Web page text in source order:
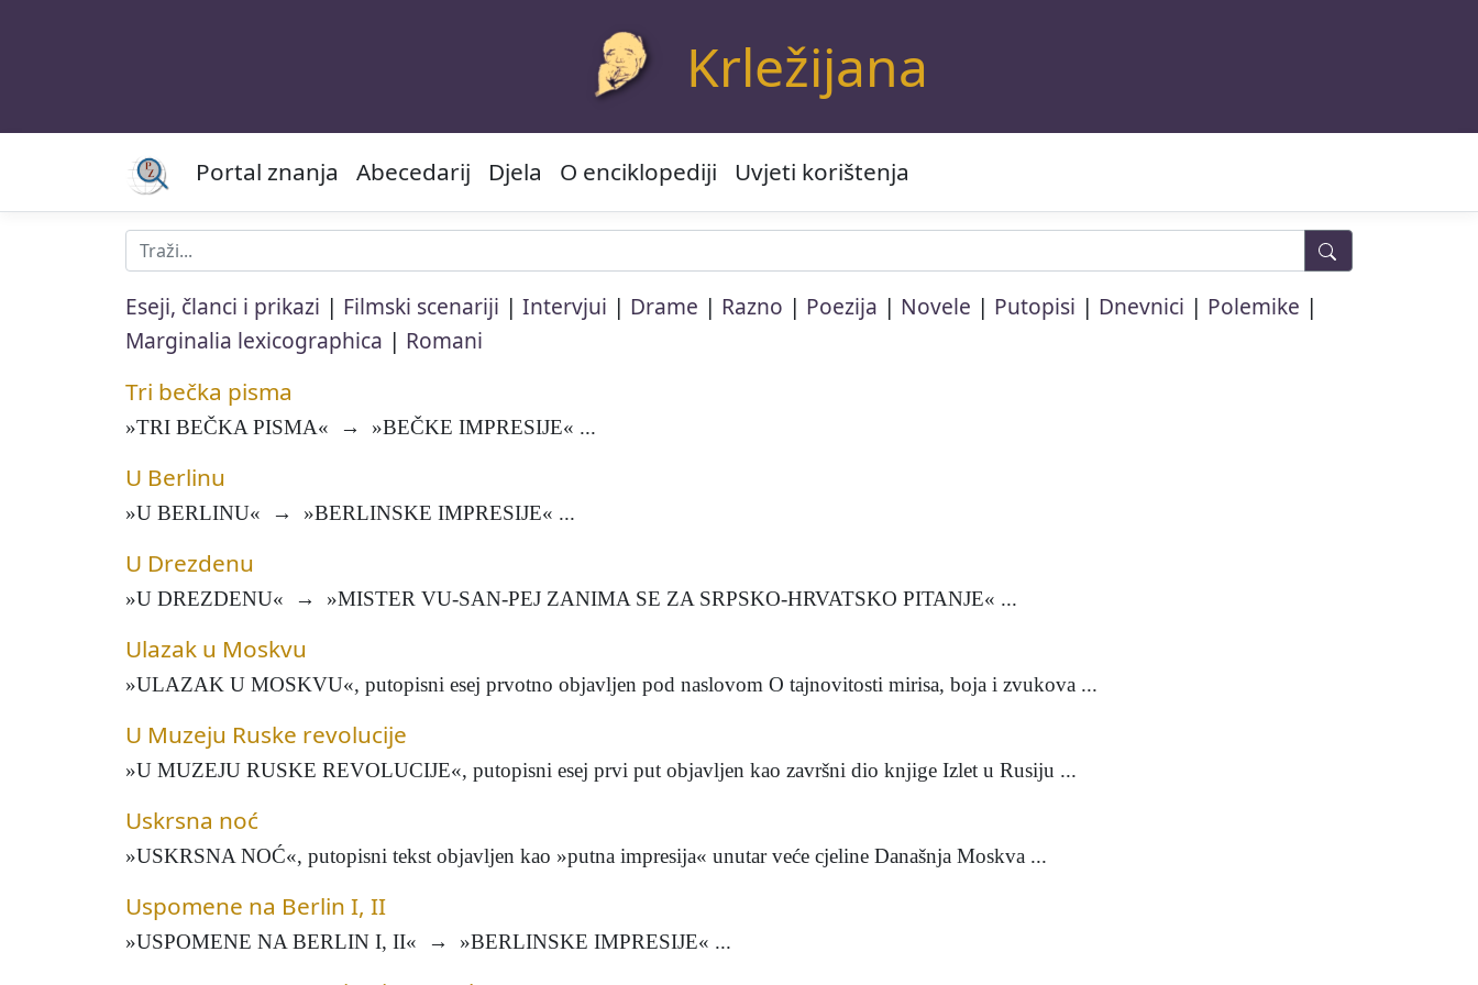
Krležijana
Portal znanja Abecedarij Djela O enciklopediji Uvjeti korištenja
Eseji, članci i prikazi | Filmski scenariji | Intervjui | Drame | Razno | Poezija | Novele | Putopisi | Dnevnici | Polemike |
Marginalia lexicographica | Romani
Tri bečka pisma
»TRI BEČKA PISMA« → »BEČKE IMPRESIJE« ...
U Berlinu
»U BERLINU« → »BERLINSKE IMPRESIJE« ...
U Drezdenu
»U DREZDENU« → »MISTER VU-SAN-PEJ ZANIMA SE ZA SRPSKO-HRVATSKO PITANJE« ...
Ulazak u Moskvu
»ULAZAK U MOSKVU«, putopisni esej prvotno objavljen pod naslovom O tajnovitosti mirisa, boja i zvukova ...
U Muzeju Ruske revolucije
»U MUZEJU RUSKE REVOLUCIJE«, putopisni esej prvi put objavljen kao završni dio knjige Izlet u Rusiju ...
Uskrsna noć
»USKRSNA NOĆ«, putopisni tekst objavljen kao »putna impresija« unutar veće cjeline Današnja Moskva ...
Uspomene na Berlin I, II
»USPOMENE NA BERLIN I, II« → »BERLINSKE IMPRESIJE« ...